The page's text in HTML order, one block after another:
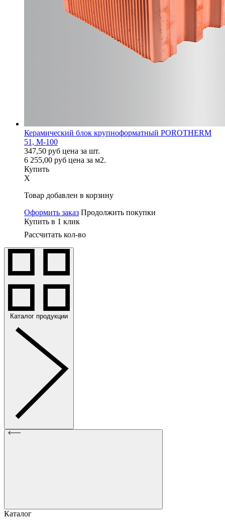
Керамический блок крупноформатный POROTHERM
51, М-100
347,50 руб цена за шт.
6 255,00 руб цена за м2.
Купить
X
Товар добавлен в корзину
Оформить заказ Продолжить покупки
Купить в 1 клик
Рассчитать кол-во
Каталог продукции
Каталог